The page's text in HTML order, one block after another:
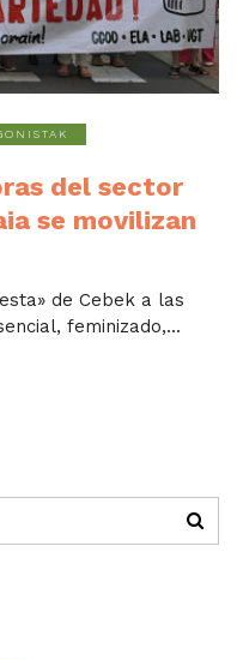
del sector
se movilizan
de Cebek a las
feminizado,...